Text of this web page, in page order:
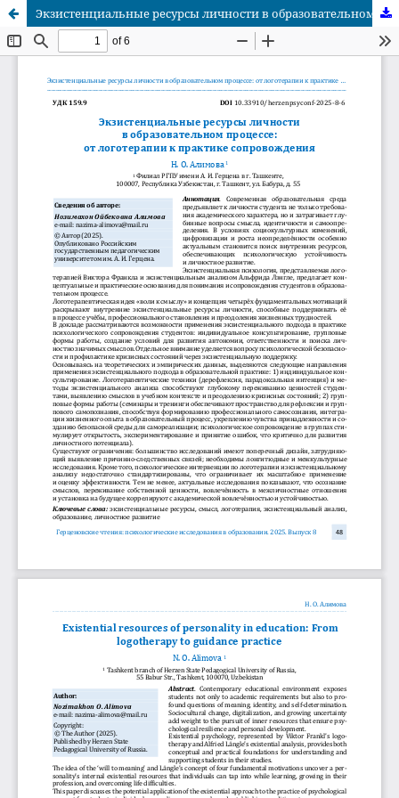
Экзистенциальные ресурсы личности в образовательном процессе: от логотерапии к практике сопровождения